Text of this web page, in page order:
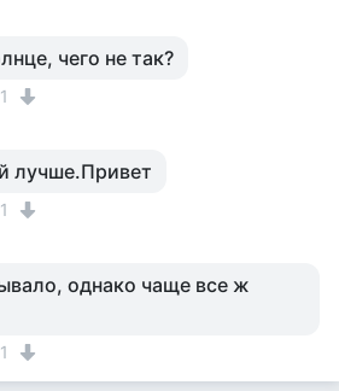
чего не так?
1
лучше.Привет
1
однако чаще все ж
1